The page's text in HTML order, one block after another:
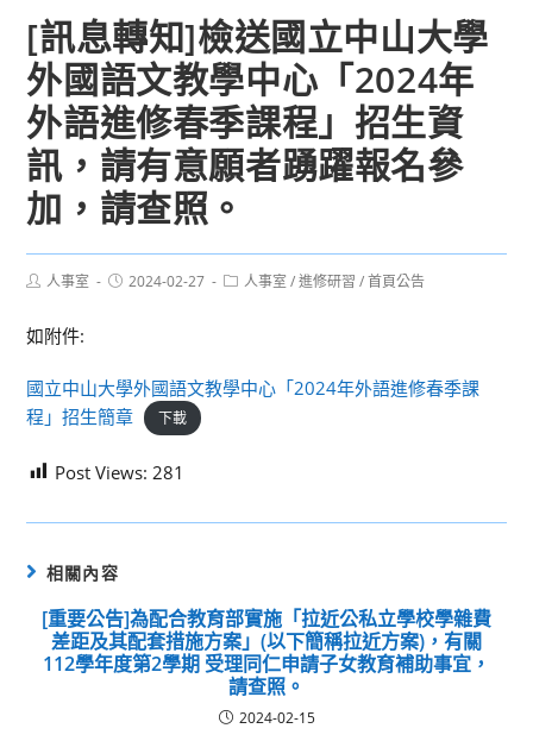
[訊息轉知]檢送國立中山大學
外國語文教學中心「2024年
外語進修春季課程」招生資
訊，請有意願者踴躍報名參
加，請查照。
Post人事室
Post2024-02-27
Post人事室 / 進修研習 / 首頁公告
如附件:
國立中山大學外國語文教學中心「2024年外語進修春季課
程」招生簡章
下載
Post Views: 281
相關內容
[重要公告]為配合教育部實施「拉近公私立學校學雜費
差距及其配套措施方案」(以下簡稱拉近方案)，有關
112學年度第2學期 受理同仁申請子女教育補助事宜，
請查照。
2024-02-15